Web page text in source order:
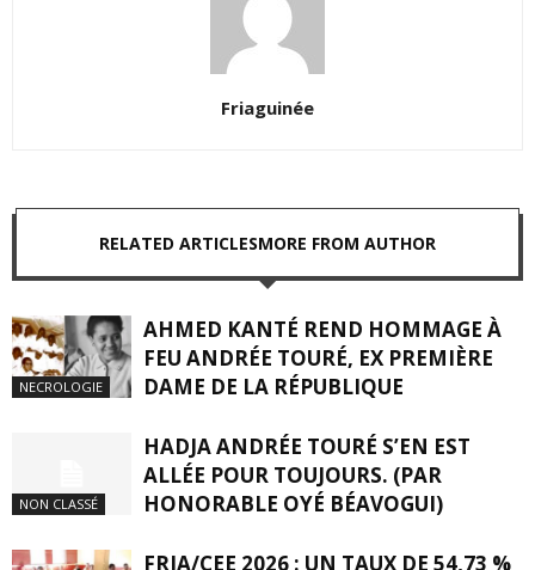
Friaguinée
RELATED ARTICLESMORE FROM AUTHOR
NECROLOGIE
AHMED KANTÉ REND HOMMAGE À
FEU ANDRÉE TOURÉ, EX PREMIÈRE
DAME DE LA RÉPUBLIQUE
NON CLASSÉ
HADJA ANDRÉE TOURÉ S’EN EST
ALLÉE POUR TOUJOURS. (PAR
HONORABLE OYÉ BÉAVOGUI)
FRIA/CEE 2026 : UN TAUX DE 54,73 %